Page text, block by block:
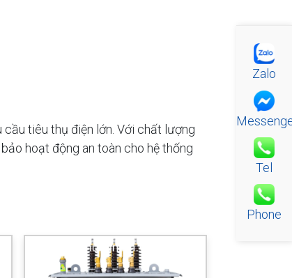
tiêu thụ điện lớn. Với chất lượng
hoạt động an toàn cho hệ thống
Zalo
Tel
Phone